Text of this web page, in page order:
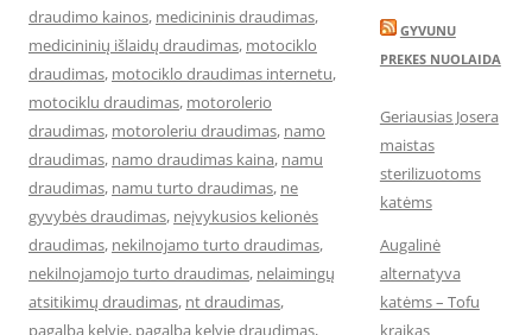
draudimo kainos, medicininis draudimas,
medicininių išlaidų draudimas, motociklo
draudimas, motociklo draudimas internetu,
motociklu draudimas, motorolerio
draudimas, motoroleriu draudimas, namo
draudimas, namo draudimas kaina, namu
draudimas, namu turto draudimas, ne
gyvybės draudimas, neįvykusios kelionės
draudimas, nekilnojamo turto draudimas,
nekilnojamojo turto draudimas, nelaimingų
atsitikimų draudimas, nt draudimas,
pagalba kelyje, pagalba kelyje draudimas,
GYVUNU
PREKES NUOLAIDA
Geriausias Josera
maistas
sterilizuotoms
katėms
Augalinė
alternatyva
katėms – Tofu
kraikas